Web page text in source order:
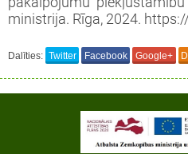
ministrija. Rīga, 2024.
Dalīties: Twitter Facebook Google+